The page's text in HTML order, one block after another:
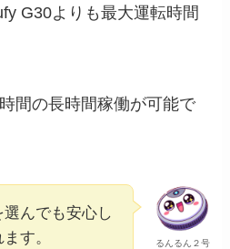
G30よりも最大運転時間
間の長時間稼働が可能で
るんるん２号
んでも安心し
す。